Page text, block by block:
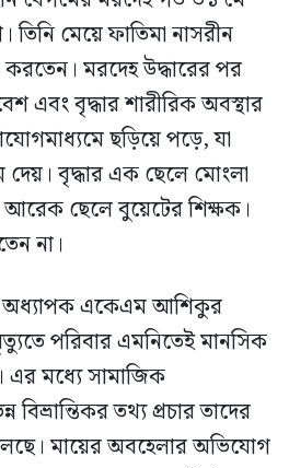
তিনি মেয়ে ফাতিমা নাসরীন
মরদেহ উদ্ধারের পর
এবং বৃদ্ধার শারীরিক অবস্থার
ছড়িয়ে পড়ে, যা
বৃদ্ধার এক ছেলে মোংলা
আরেক ছেলে বুয়েটের শিক্ষক।
না।
অধ্যাপক একেএম আশিকুর
পরিবার এমনিতেই মানসিক
এর মধ্যে সামাজিক
বিভ্রান্তিকর তথ্য প্রচার তাদের
মায়ের অবহেলার অভিযোগ